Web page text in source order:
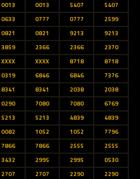
0013 0013 5407
5407
0633 0777 0777
2599
0821 0821 9213
9213
3859 2366 2366
2370
XXXX XXXX 8718
8718
0319 6846 6846
7376
8341 8341 2038
2038
0290 7080 7080
6769
5213 5213 4839
4839
0082 1052 1052
7796
7866 7866 2555
2555
3432 2995 2995
0530
2707 2707 2290
2290